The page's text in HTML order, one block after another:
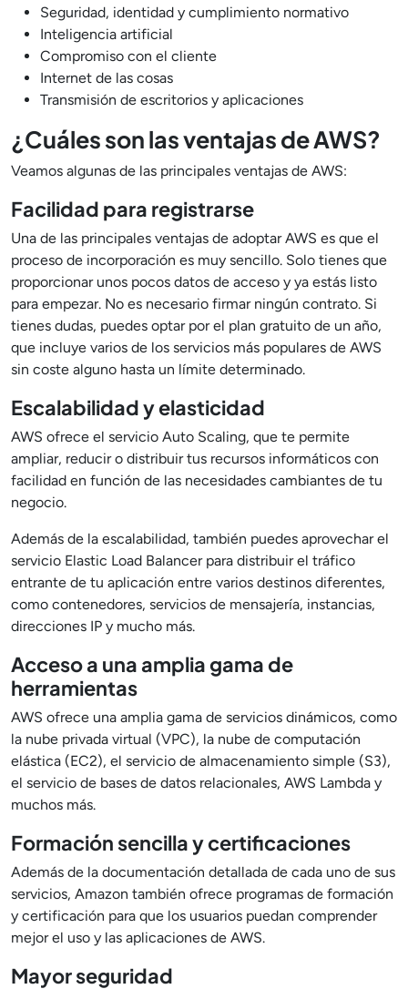
Seguridad, identidad y cumplimiento normativo
Inteligencia artificial
Compromiso con el cliente
Internet de las cosas
Transmisión de escritorios y aplicaciones
¿Cuáles son las ventajas de AWS?
Veamos algunas de las principales ventajas de AWS:
Facilidad para registrarse
Una de las principales ventajas de adoptar AWS es que el
proceso de incorporación es muy sencillo. Solo tienes que
proporcionar unos pocos datos de acceso y ya estás listo
para empezar. No es necesario firmar ningún contrato. Si
tienes dudas, puedes optar por el plan gratuito de un año,
que incluye varios de los servicios más populares de AWS
sin coste alguno hasta un límite determinado.
Escalabilidad y elasticidad
AWS ofrece el servicio Auto Scaling, que te permite
ampliar, reducir o distribuir tus recursos informáticos con
facilidad en función de las necesidades cambiantes de tu
negocio.
Además de la escalabilidad, también puedes aprovechar el
servicio Elastic Load Balancer para distribuir el tráfico
entrante de tu aplicación entre varios destinos diferentes,
como contenedores, servicios de mensajería, instancias,
direcciones IP y mucho más.
Acceso a una amplia gama de
herramientas
AWS ofrece una amplia gama de servicios dinámicos, como
la nube privada virtual (VPC), la nube de computación
elástica (EC2), el servicio de almacenamiento simple (S3),
el servicio de bases de datos relacionales, AWS Lambda y
muchos más.
Formación sencilla y certificaciones
Además de la documentación detallada de cada uno de sus
servicios, Amazon también ofrece programas de formación
y certificación para que los usuarios puedan comprender
mejor el uso y las aplicaciones de AWS.
Mayor seguridad